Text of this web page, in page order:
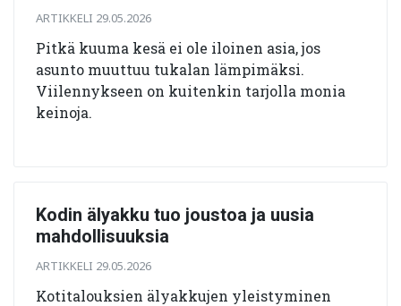
ARTIKKELI 29.05.2026
Pitkä kuuma kesä ei ole iloinen asia, jos
asunto muuttuu tukalan lämpimäksi.
Viilennykseen on kuitenkin tarjolla monia
keinoja.
Kodin älyakku tuo joustoa ja uusia
mahdollisuuksia
ARTIKKELI 29.05.2026
Kotitalouksien älyakkujen yleistyminen